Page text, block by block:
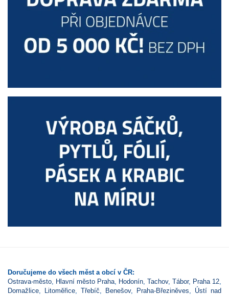
Doručujeme do všech měst a obcí v ČR:
Ostrava-město
Hlavní město Praha Hodonín Tachov, Tábor, Praha 12
Domažlice
Litoměřice Třebíč Benešov, Praha-Březiněves
Ústí nad